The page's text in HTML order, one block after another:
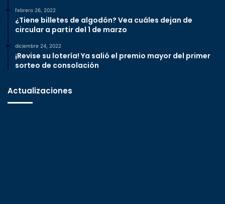
febrero 26, 2022
¿Tiene billetes de algodón? Vea cuáles dejan de
circular a partir del 1 de marzo
diciembre 24, 2022
¡Revise su lotería! Ya salió el premio mayor del primer
sorteo de consolación
Actualizaciones